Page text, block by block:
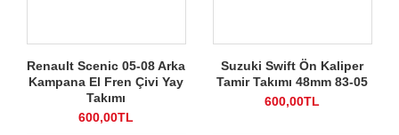
Renault Scenic 05-08 Arka
Kampana El Fren Çivi Yay
Takımı
600,00TL
Suzuki Swift Ön Kaliper
Tamir Takımı 48mm 83-05
600,00TL